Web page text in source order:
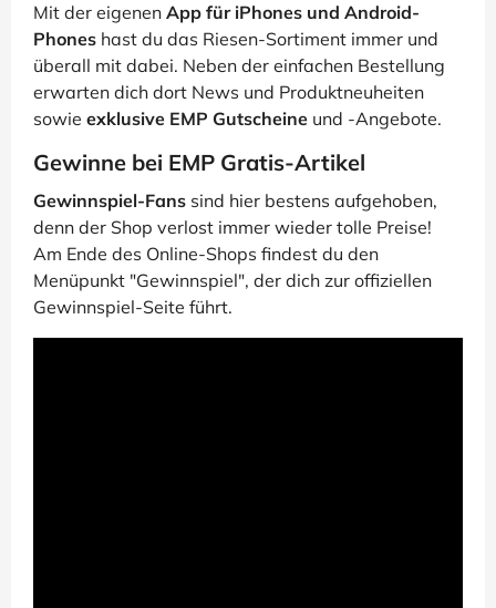
Mit der eigenen App für iPhones und Android-
Phones hast du das Riesen-Sortiment immer und
überall mit dabei. Neben der einfachen Bestellung
erwarten dich dort News und Produktneuheiten
sowie exklusive EMP Gutscheine und -Angebote.
Gewinne bei EMP Gratis-Artikel
Gewinnspiel-Fans sind hier bestens aufgehoben,
denn der Shop verlost immer wieder tolle Preise!
Am Ende des Online-Shops findest du den
Menüpunkt "Gewinnspiel", der dich zur offiziellen
Gewinnspiel-Seite führt.